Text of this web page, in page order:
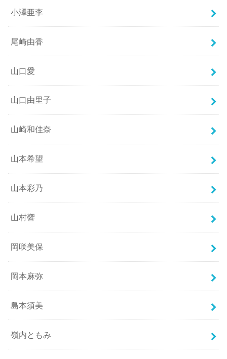
小澤亜李
尾崎由香
山口愛
山口由里子
山崎和佳奈
山本希望
山本彩乃
山村響
岡咲美保
岡本麻弥
島本須美
嶺内ともみ